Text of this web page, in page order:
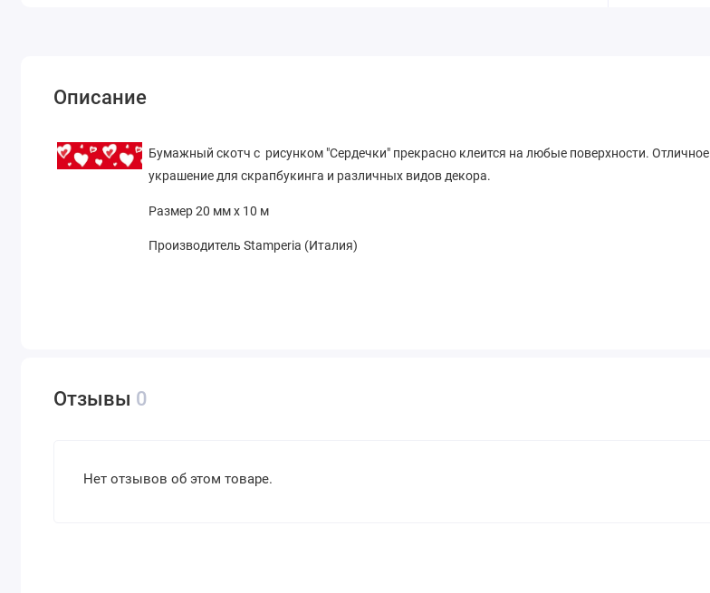
Описание
Бумажный скотч с рисунком "Сердечки" прекрасно клеится на любые поверхности. Отличное
украшение для скрапбукинга и различных видов декора.
Размер 20 мм х 10 м
Производитель Stamperia (Италия)
Отзывы 0
Нет отзывов об этом товаре.